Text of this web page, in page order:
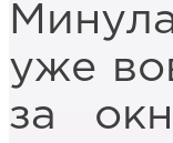
уже
за